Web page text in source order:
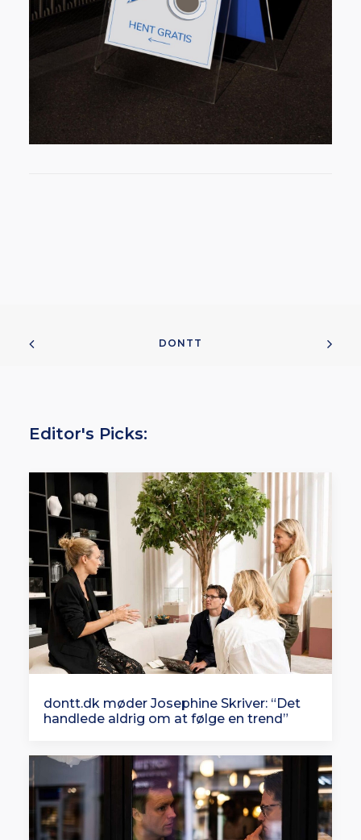
DONTT
Editor's Picks:
dontt.dk møder Josephine Skriver: “Det
handlede aldrig om at følge en trend”